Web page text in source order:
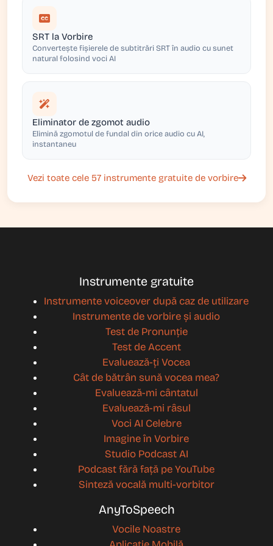
SRT la Vorbire
Convertește fișierele de subtitrări SRT în audio cu sunet
natural folosind voci AI
Eliminator de zgomot audio
Elimină zgomotul de fundal din orice audio cu AI,
instantaneu
Vezi toate cele 57 instrumente gratuite de vorbire
Instrumente gratuite
Instrumente voiceover după caz de utilizare
Instrumente de vorbire și audio
Test de Pronunție
Test de Accent
Evaluează-ți Vocea
Cât de bătrân sună vocea mea?
Evaluează-mi cântatul
Evaluează-mi râsul
Voci AI Celebre
Imagine în Vorbire
Studio Podcast AI
Podcast fără față pe YouTube
Sinteză vocală multi-vorbitor
AnyToSpeech
Vocile Noastre